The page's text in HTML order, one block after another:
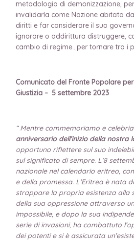
metodologia di demonizzazione,
invalidarla come Nazione abitata
diritti e far considerare il suo
ignorare o addirittura distruggere,
cambio di regime…per tornare tra i
Comunicato del Fronte Popolare
Giustizia – 5 settembre 2023
“ Mentre commemoriamo e
anniversario dell’inizio della nostra
opportuno riflettere sul suo
sul significato di sempre. L’8
nazionale nel calendario eritreo,
e della promessa. L’Eritrea è nata
strappare la propria esistenza alla
della sua oppressione attraverso
impossibile, e dopo la sua
serie di invasioni, ha combattuto
dei potenti e si è assicurata